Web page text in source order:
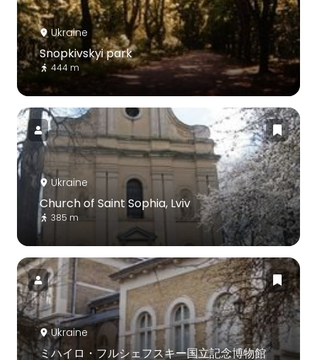
Ukraine
Snopkivskyi park
444 m
Ukraine
Church of Saint Sophia, Lviv
385 m
Ukraine
ミハイロ・フルシェフスキー国立記念博物館